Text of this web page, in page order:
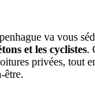
va vous
et les cyclistes.
privées, tout
être.